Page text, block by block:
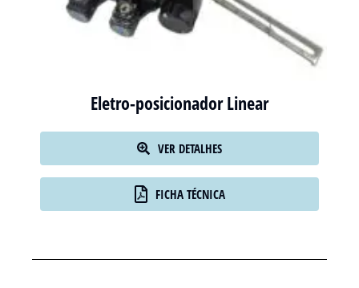
Eletro-posicionador Linear
VER DETALHES
FICHA TÉCNICA